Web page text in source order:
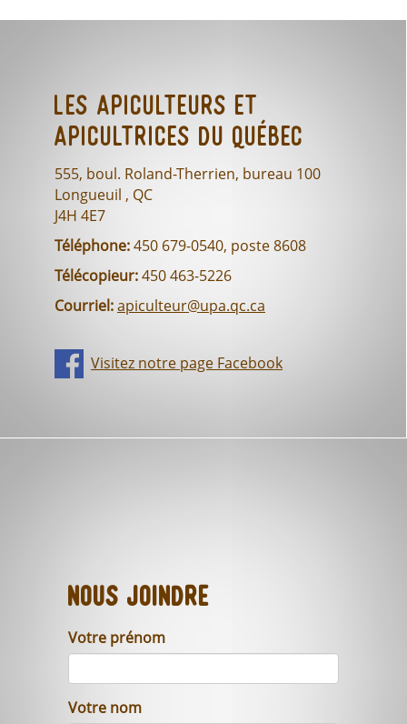
Les Apiculteurs et
Apicultrices du Québec
555, boul. Roland-Therrien, bureau 100
Longueuil , QC
J4H 4E7
Téléphone:450 679-0540, poste 8608
Télécopieur:450 463-5226
Courriel:apiculteur@upa.qc.ca
Visitez notre page Facebook
Nous joindre
Votre prénom
Votre nom